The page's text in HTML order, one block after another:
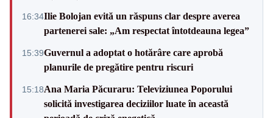
16:34Ilie Bolojan evită un răspuns clar despre averea
partenerei sale: „Am respectat întotdeauna legea”
15:39Guvernul a adoptat o hotărâre care aprobă
planurile de pregătire pentru riscuri
15:18Ana Maria Păcuraru: Televiziunea Poporului
solicită investigarea deciziilor luate în această